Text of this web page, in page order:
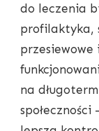
do leczenia
profilaktyka,
na